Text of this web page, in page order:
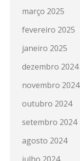
março 2025
fevereiro 2025
janeiro 2025
dezembro 2024
novembro 2024
outubro 2024
setembro 2024
agosto 2024